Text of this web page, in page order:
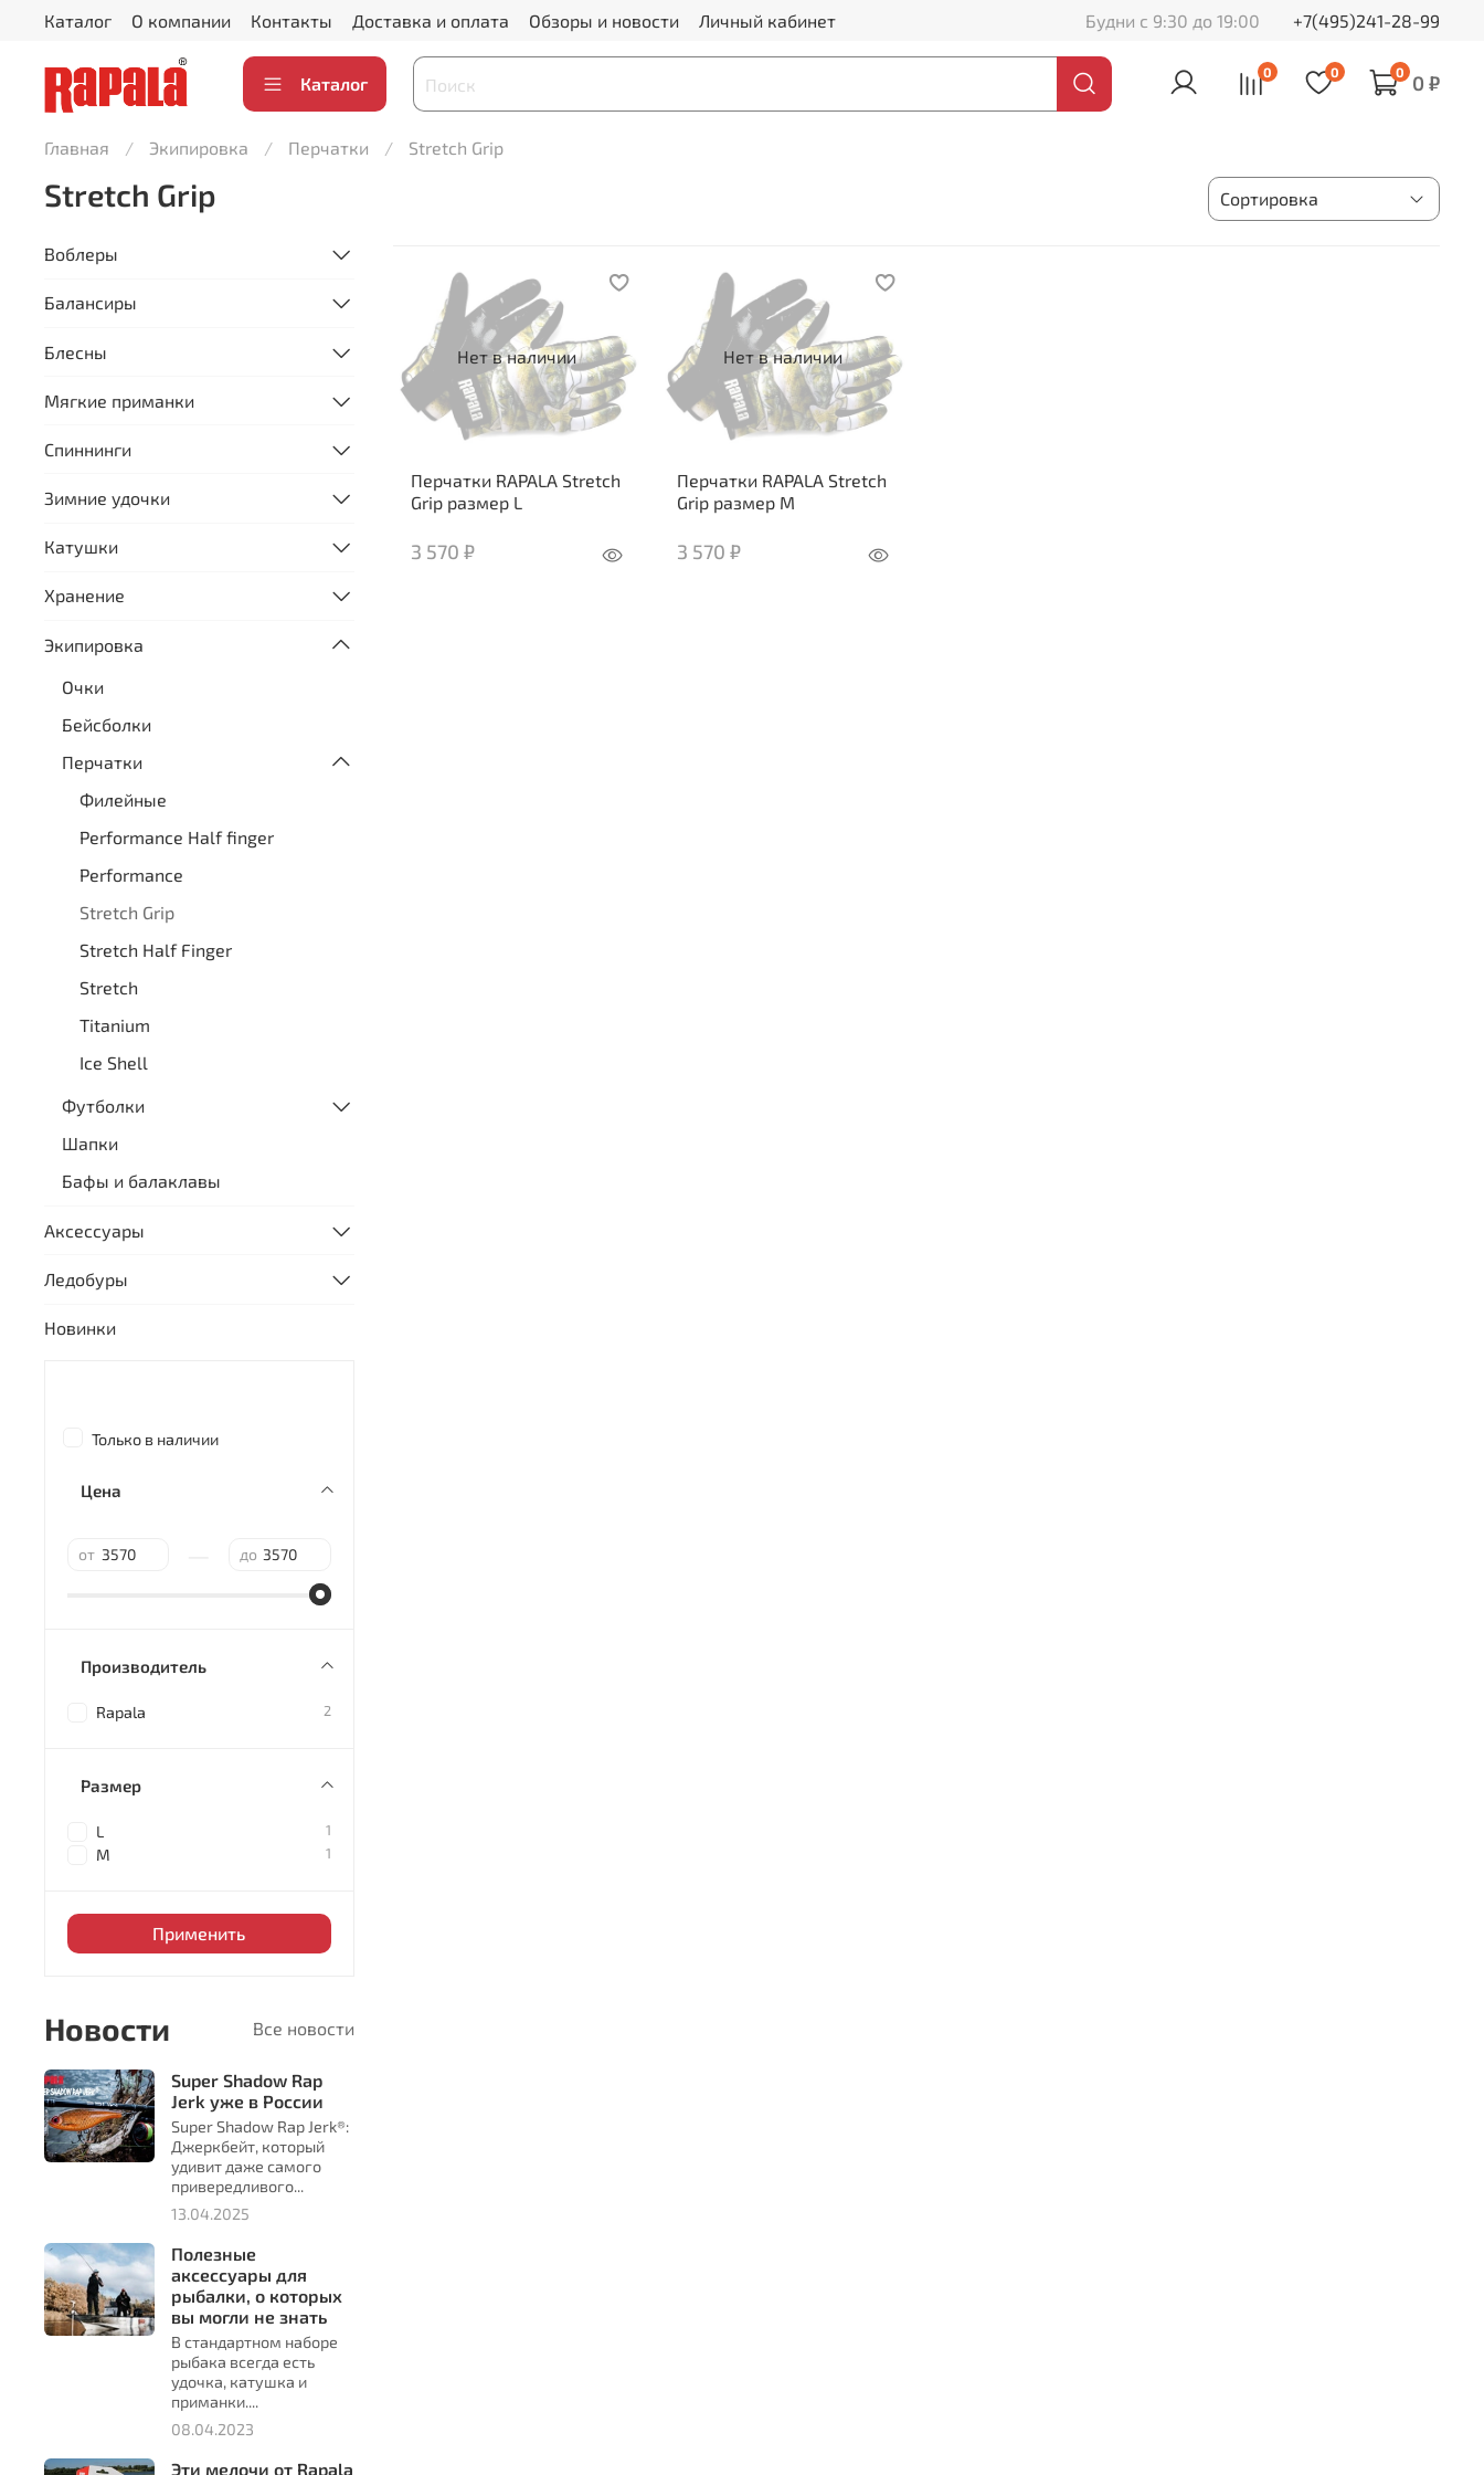
Каталог О компании Контакты Доставка и оплата Обзоры и новости Личный кабинет Будни с 9:30 до 19:00 +7(495)241-28-99
Каталог
0 0 0 0 ₽
Главная Экипировка Перчатки Stretch Grip
Stretch Grip
Нет в наличии
Перчатки RAPALA Stretch
Grip размер L
3 570 ₽
Нет в наличии
Перчатки RAPALA Stretch
Grip размер M
3 570 ₽
Воблеры
Балансиры
Блесны
Мягкие приманки
Спиннинги
Зимние удочки
Катушки
Хранение
Экипировка
Очки
Бейсболки
Перчатки
Филейные
Performance Half finger
Performance
Stretch Grip
Stretch Half Finger
Stretch
Titanium
Ice Shell
Футболки
Шапки
Бафы и балаклавы
Аксессуары
Ледобуры
Новинки
Только в наличии
Цена
от до
Производитель
Rapala 2
Размер
L 1
M 1
Применить
Новости Все новости
Super Shadow Rap
Jerk уже в России
Super Shadow Rap Jerk®:
Джеркбейт, который
удивит даже самого
привередливого...
13.04.2025
Полезные
аксессуары для
рыбалки, о которых
вы могли не знать
В стандартном наборе
рыбака всегда есть
удочка, катушка и
приманки....
08.04.2023
Эти мелочи от Rapala